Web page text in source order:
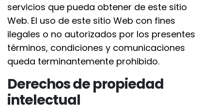
servicios que pueda obtener de este sitio
Web. El uso de este sitio Web con fines
ilegales o no autorizados por los presentes
términos, condiciones y comunicaciones
queda terminantemente prohibido.
Derechos de propiedad
intelectual